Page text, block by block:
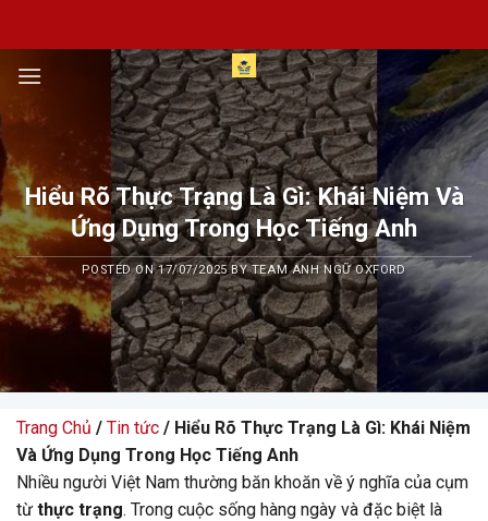
content
Hiểu Rõ Thực Trạng Là Gì: Khái Niệm Và
Ứng Dụng Trong Học Tiếng Anh
POSTED ON17/07/2025BYTEAM ANH NGỮ OXFORD
Trang Chủ / Tin tức / Hiểu Rõ Thực Trạng Là Gì: Khái Niệm
Và Ứng Dụng Trong Học Tiếng Anh
Nhiều người Việt Nam thường băn khoăn về ý nghĩa của cụm
từ thực trạng. Trong cuộc sống hàng ngày và đặc biệt là